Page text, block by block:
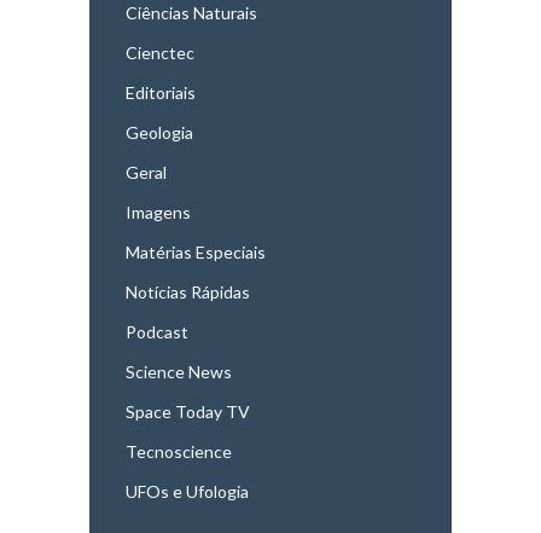
Ciências Naturais
Cienctec
Editoriais
Geologia
Geral
Imagens
Matérias Especiais
Notícias Rápidas
Podcast
Science News
Space Today TV
Tecnoscience
UFOs e Ufologia